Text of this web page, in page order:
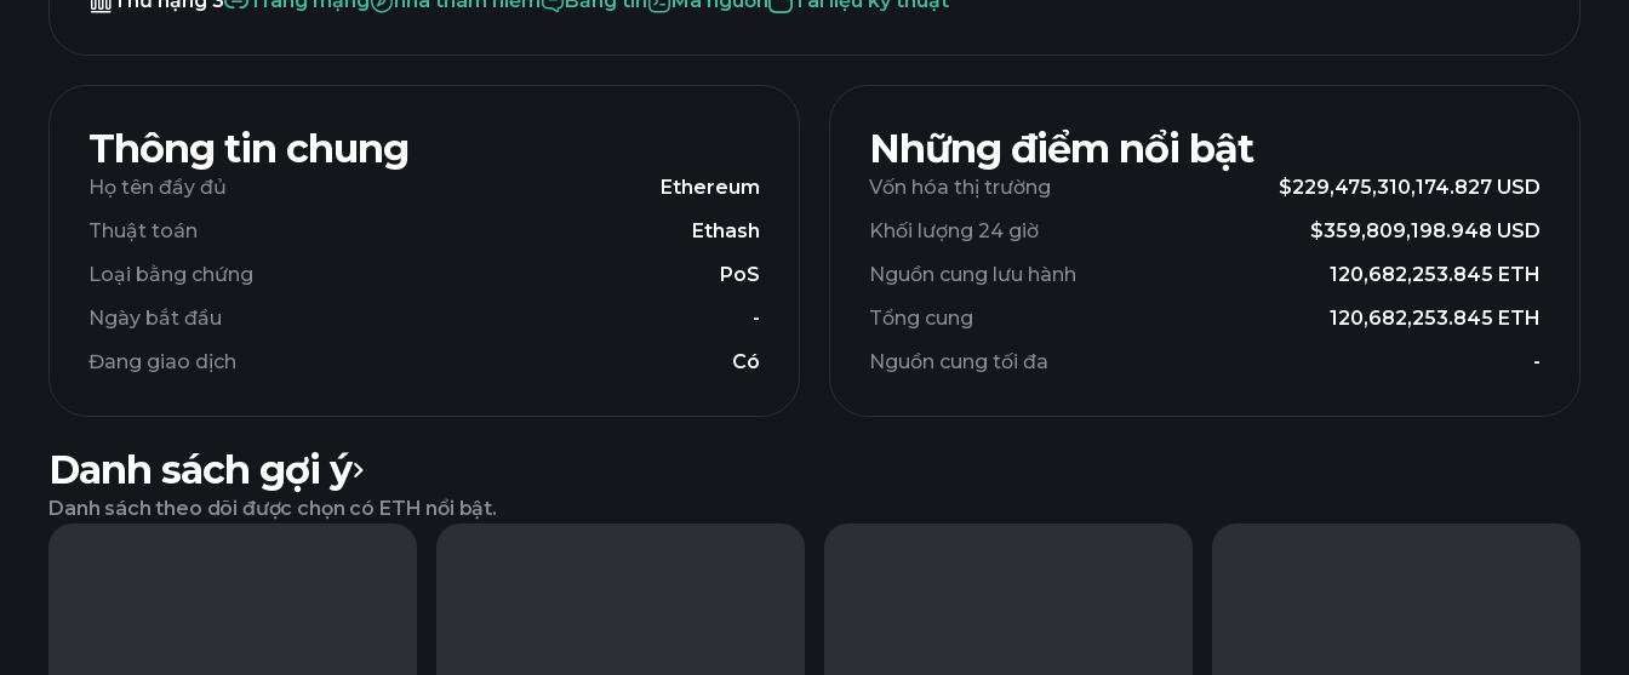
Thông tin chung
Họ tên đầy đủ
Ethereum
Thuật toán
Ethash
Loại bằng chứng
PoS
Ngày bắt đầu
-
Đang giao dịch
Có
Những điểm nổi bật
Vốn hóa thị trường
$229,475,310,174.827 USD
Khối lượng 24 giờ
$359,809,198.948 USD
Nguồn cung lưu hành
120,682,253.845 ETH
Tổng cung
120,682,253.845 ETH
Nguồn cung tối đa
-
Danh sách gợi ý
Danh sách theo dõi được chọn có ETH nổi bật.